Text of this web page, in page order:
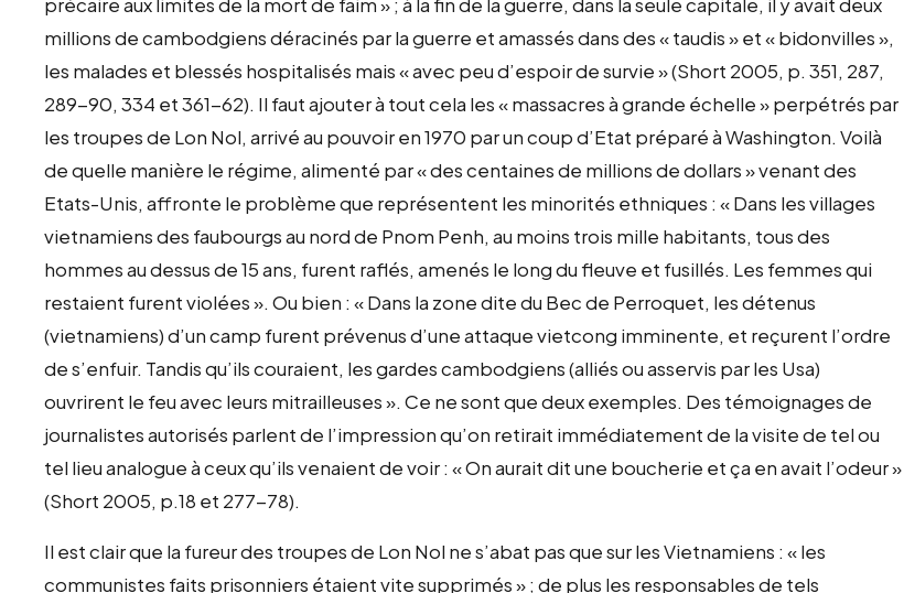
millions de cambodgiens déracinés par la guerre et amassés dans des « taudis » et « bidonvilles »,
les malades et blessés hospitalisés mais « avec peu d’espoir de survie » (Short 2005, p. 351, 287,
289-90, 334 et 361-62). Il faut ajouter à tout cela les « massacres à grande échelle » perpétrés par
les troupes de Lon Nol, arrivé au pouvoir en 1970 par un coup d’Etat préparé à Washington. Voilà
de quelle manière le régime, alimenté par « des centaines de millions de dollars » venant des
Etats-Unis, affronte le problème que représentent les minorités ethniques : « Dans les villages
vietnamiens des faubourgs au nord de Pnom Penh, au moins trois mille habitants, tous des
hommes au dessus de 15 ans, furent raflés, amenés le long du fleuve et fusillés. Les femmes qui
restaient furent violées ». Ou bien : « Dans la zone dite du Bec de Perroquet, les détenus
(vietnamiens) d’un camp furent prévenus d’une attaque vietcong imminente, et reçurent l’ordre
de s’enfuir. Tandis qu’ils couraient, les gardes cambodgiens (alliés ou asservis par les Usa)
ouvrirent le feu avec leurs mitrailleuses ». Ce ne sont que deux exemples. Des témoignages de
journalistes autorisés parlent de l’impression qu’on retirait immédiatement de la visite de tel ou
tel lieu analogue à ceux qu’ils venaient de voir : « On aurait dit une boucherie et ça en avait l’odeur »
(Short 2005, p.18 et 277-78).
Il est clair que la fureur des troupes de Lon Nol ne s’abat pas que sur les Vietnamiens : « les
communistes faits prisonniers étaient vite supprimés » ; de plus les responsables de tels